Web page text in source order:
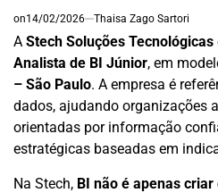
on14/02/2026 Thaisa Zago Sartori
A Stech Soluções Tecnológicas
Analista de BI Júnior, em
– São Paulo. A empresa é
dados, ajudando organizações
orientadas por informação
estratégicas baseadas em
Na Stech, BI não é apenas